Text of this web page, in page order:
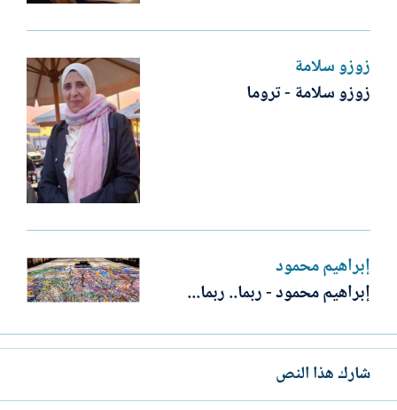
زوزو سلامة
زوزو سلامة - تروما
إبراهيم محمود
إبراهيم محمود - ربما.. ربما...
شارك هذا النص